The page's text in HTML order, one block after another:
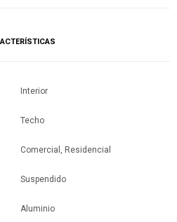
Interior
Techo
Comercial, Residencial
Suspendido
Aluminio